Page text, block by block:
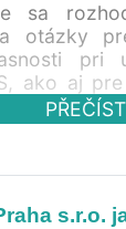
sa
otázky
pri
ako aj
s týmto
na
mimo
PŘEČÍST
s.r.o.